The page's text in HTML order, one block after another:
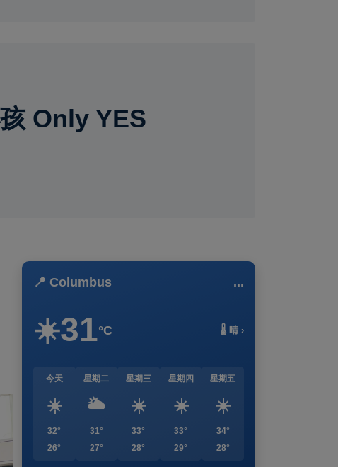
Only YES
📍 Columbus ...
☀️31°C 🌡️ 晴 ›
今天
☀️
32°
26°
星期二
🌥️
31°
27°
星期三
☀️
33°
28°
星期四
☀️
33°
29°
星期五
☀️
34°
28°